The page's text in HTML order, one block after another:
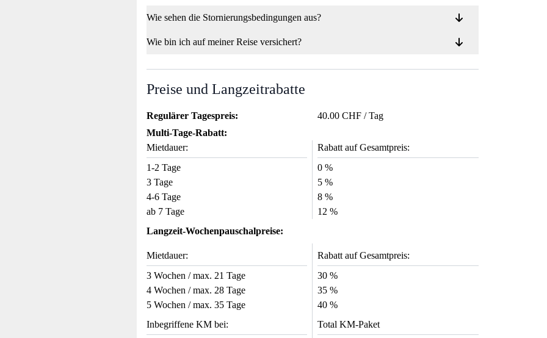
Wie sehen die Stornierungsbedingungen aus?
Wie bin ich auf meiner Reise versichert?
Preise und Langzeitrabatte
Regulärer Tagespreis:
40.00 CHF / Tag
Multi-Tage-Rabatt:
Mietdauer:
Rabatt auf Gesamtpreis:
1-2 Tage
0 %
3 Tage
5 %
4-6 Tage
8 %
ab 7 Tage
12 %
Langzeit-Wochenpauschalpreise:
Mietdauer:
Rabatt auf Gesamtpreis:
3 Wochen / max. 21 Tage
30 %
4 Wochen / max. 28 Tage
35 %
5 Wochen / max. 35 Tage
40 %
Inbegriffene KM bei:
Total KM-Paket